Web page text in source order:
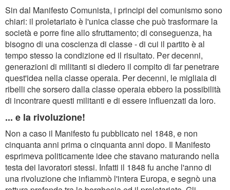
Sin dal Manifesto Comunista, i principi del comunismo sono
chiari: il proletariato è l'unica classe che può trasformare la
società e porre fine allo sfruttamento; di conseguenza, ha
bisogno di una coscienza di classe - di cui il partito è al
tempo stesso la condizione ed il risultato. Per decenni,
generazioni di militanti si diedero il compito di far penetrare
quest'idea nella classe operaia. Per decenni, le migliaia di
ribelli che sorsero dalla classe operaia ebbero la possibilità
di incontrare questi militanti e di essere influenzati da loro.
... e la rivoluzione!
Non a caso il Manifesto fu pubblicato nel 1848, e non
cinquanta anni prima o cinquanta anni dopo. Il Manifesto
esprimeva politicamente idee che stavano maturando nella
testa dei lavoratori stessi. Infatti il 1848 fu anche l'anno di
una rivoluzione che infiammò l'intera Europa, e segnò una